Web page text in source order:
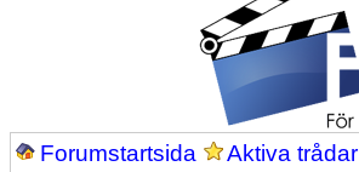
Forumstartsida Aktiva trådar